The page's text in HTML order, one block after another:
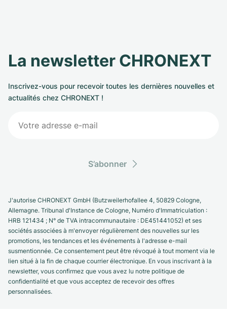
La newsletter CHRONEXT
Inscrivez-vous pour recevoir toutes les dernières nouvelles et
actualités chez CHRONEXT !
S’abonner
J'autorise CHRONEXT GmbH (Butzweilerhofallee 4, 50829 Cologne,
Allemagne. Tribunal d'Instance de Cologne, Numéro d'Immatriculation :
HRB 121434 ; N° de TVA intracommunautaire : DE451441052) et ses
sociétés associées à m'envoyer régulièrement des nouvelles sur les
promotions, les tendances et les événements à l'adresse e-mail
susmentionnée. Ce consentement peut être révoqué à tout moment via le
lien situé à la fin de chaque courrier électronique. En vous inscrivant à la
newsletter, vous confirmez que vous avez lu notre politique de
confidentialité et que vous acceptez de recevoir des offres
personnalisées.